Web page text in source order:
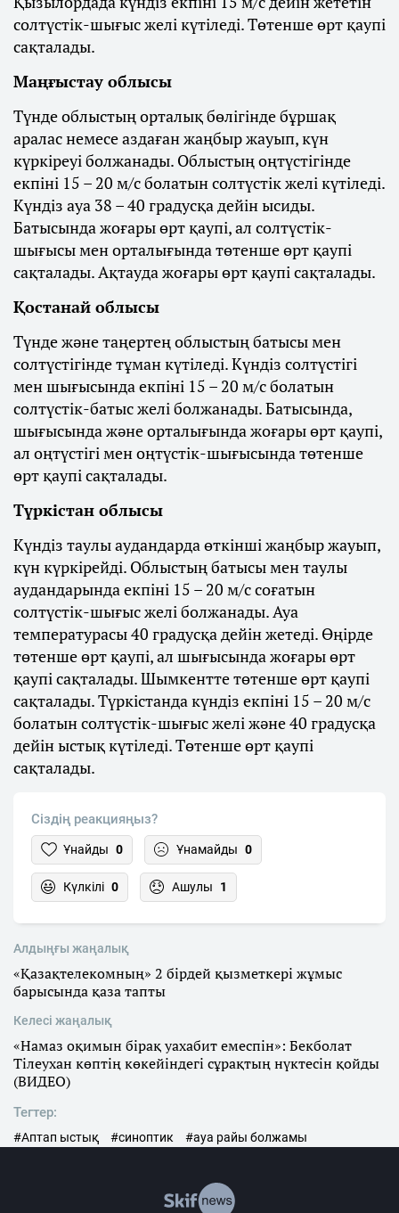
солтүстік-шығыс желі күтіледі. Төтенше өрт қаупі
сақталады.
Маңғыстау облысы
Түнде облыстың орталық бөлігінде бұршақ
аралас немесе аздаған жаңбыр жауып, күн
күркіреуі болжанады. Облыстың оңтүстігінде
екпіні 15 – 20 м/с болатын солтүстік желі күтіледі.
Күндіз ауа 38 – 40 градусқа дейін ысиды.
Батысында жоғары өрт қаупі, ал солтүстік-
шығысы мен орталығында төтенше өрт қаупі
сақталады. Ақтауда жоғары өрт қаупі сақталады.
Қостанай облысы
Түнде және таңертең облыстың батысы мен
солтүстігінде тұман күтіледі. Күндіз солтүстігі
мен шығысында екпіні 15 – 20 м/с болатын
солтүстік-батыс желі болжанады. Батысында,
шығысында және орталығында жоғары өрт қаупі,
ал оңтүстігі мен оңтүстік-шығысында төтенше
өрт қаупі сақталады.
Түркістан облысы
Күндіз таулы аудандарда өткінші жаңбыр жауып,
күн күркірейді. Облыстың батысы мен таулы
аудандарында екпіні 15 – 20 м/с соғатын
солтүстік-шығыс желі болжанады. Ауа
температурасы 40 градусқа дейін жетеді. Өңірде
төтенше өрт қаупі, ал шығысында жоғары өрт
қаупі сақталады. Шымкентте төтенше өрт қаупі
сақталады. Түркістанда күндіз екпіні 15 – 20 м/с
болатын солтүстік-шығыс желі және 40 градусқа
дейін ыстық күтіледі. Төтенше өрт қаупі
сақталады.
Сіздің реакцияңыз?
Ұнайды 0 Ұнамайды 0
Күлкілі 0 Ашулы 1
Алдыңғы жаңалық
«Қазақтелекомның» 2 бірдей қызметкері жұмыс
барысында қаза тапты
Келесі жаңалық
«Намаз оқимын бірақ уахабит емеспін»: Бекболат
Тілеухан көптің көкейіндегі сұрақтың нүктесін қойды
(ВИДЕО)
Тегтер:
#Аптап ыстық #синоптик #ауа райы болжамы